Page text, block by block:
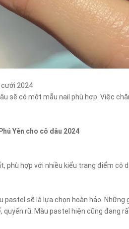
cưới 2024
sẽ có một mẫu nail phù hợp. Việc
Yên cho cô dâu 2024
phù hợp với nhiều kiểu trang điểm cô
sẽ là lựa chọn hoàn hảo. Những
rũ. Màu pastel hiện cũng đang